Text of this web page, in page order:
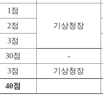
1 점
기상청장
2점
3점
30점
-
3점
기상청장
40점